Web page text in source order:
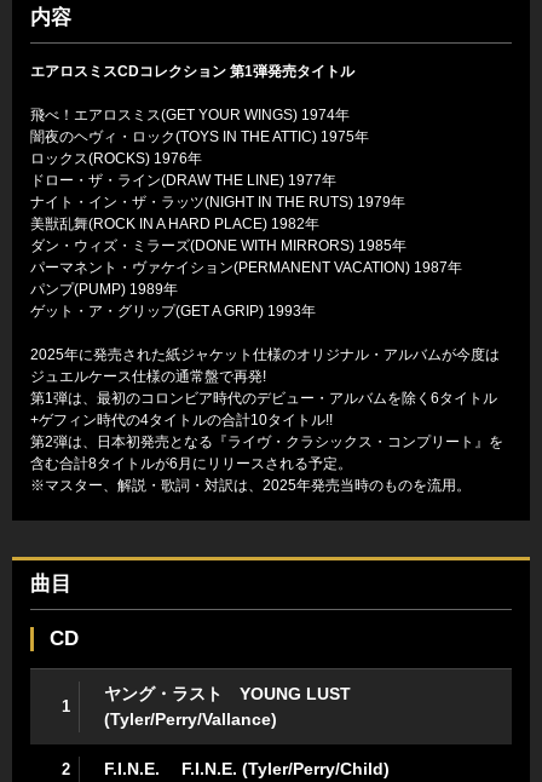
内容
エアロスミスCDコレクション 第1弾発売タイトル
飛べ！エアロスミス(GET YOUR WINGS) 1974年
闇夜のヘヴィ・ロック(TOYS IN THE ATTIC) 1975年
ロックス(ROCKS) 1976年
ドロー・ザ・ライン(DRAW THE LINE) 1977年
ナイト・イン・ザ・ラッツ(NIGHT IN THE RUTS) 1979年
美獣乱舞(ROCK IN A HARD PLACE) 1982年
ダン・ウィズ・ミラーズ(DONE WITH MIRRORS) 1985年
パーマネント・ヴァケイション(PERMANENT VACATION) 1987年
パンプ(PUMP) 1989年
ゲット・ア・グリップ(GET A GRIP) 1993年
2025年に発売された紙ジャケット仕様のオリジナル・アルバムが今度は
ジュエルケース仕様の通常盤で再発!
第1弾は、最初のコロンビア時代のデビュー・アルバムを除く6タイトル
+ゲフィン時代の4タイトルの合計10タイトル!!
第2弾は、日本初発売となる『ライヴ・クラシックス・コンプリート』を
含む合計8タイトルが6月にリリースされる予定。
※マスター、解説・歌詞・対訳は、2025年発売当時のものを流用。
曲目
CD
1
ヤング・ラスト YOUNG LUST
(Tyler/Perry/Vallance)
2 F.I.N.E. F.I.N.E. (Tyler/Perry/Child)